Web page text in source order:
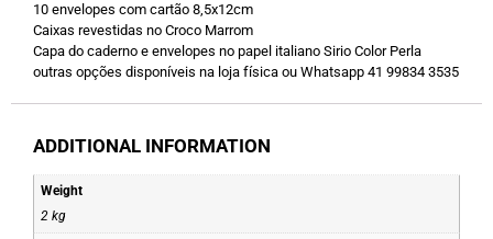
10 envelopes com cartão 8,5x12cm
Caixas revestidas no Croco Marrom
Capa do caderno e envelopes no papel italiano Sirio Color Perla
outras opções disponíveis na loja física ou Whatsapp 41 99834 3535
ADDITIONAL INFORMATION
Weight
2 kg